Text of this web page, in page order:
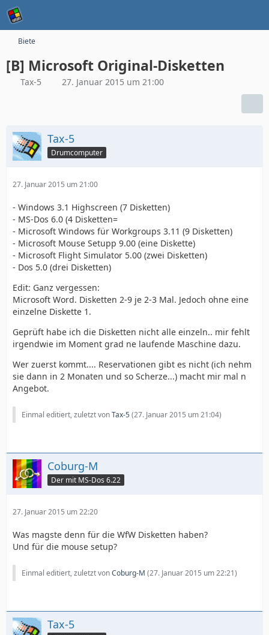
Biete
[B] Microsoft Original-Disketten
Tax-5 27. Januar 2015 um 21:00
Tax-5
Drumcomputer
27. Januar 2015 um 21:00
- Windows 3.1 Highscreen (7 Disketten)
- MS-Dos 6.0 (4 Disketten=
- Microsoft Windows für Workgroups 3.11 (9 Disketten)
- Microsoft Mouse Setupp 9.00 (eine Diskette)
- Microsoft Flight Simulator 5.00 (zwei Disketten)
- Dos 5.0 (drei Disketten)
Edit: Ganz vergessen:
Microsoft Word. Disketten 2-9 je 2-3 Mal. Jedoch ohne eine
einzelne Diskette 1.
Geprüft habe ich die Disketten nicht alle einzeln.. mir fehlt
irgendwie im Moment grad ne laufende Maschine dazu.
Wer zuerst kommt.... Reservationen gibt es nicht (ich nehm
sie dann in 2 Monaten und so Scherze...) macht mir mal n
Angebot.
Einmal editiert, zuletzt vonTax-5(27. Januar 2015 um 21:04)
Coburg-M
Der mit MS-Dos 6.22
27. Januar 2015 um 22:20
Was magste denn für die WfW Disketten haben?
Und für die mouse setup?
Einmal editiert, zuletzt vonCoburg-M (27. Januar 2015 um 22:21)
Tax-5